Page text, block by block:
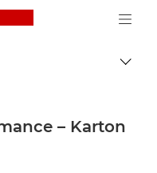
Canon Logo, back
Auf
– Karton